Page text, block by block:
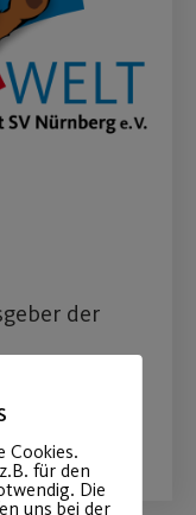
der
Cookies.
für den
Die
uns bei der